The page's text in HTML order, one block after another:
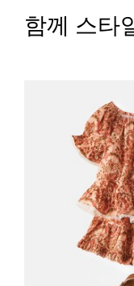
함께 스타